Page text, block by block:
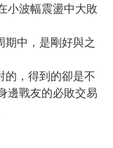
小波幅震盪中大敗
中，是剛好與之
的，得到的卻是不
邊戰友的必敗交易